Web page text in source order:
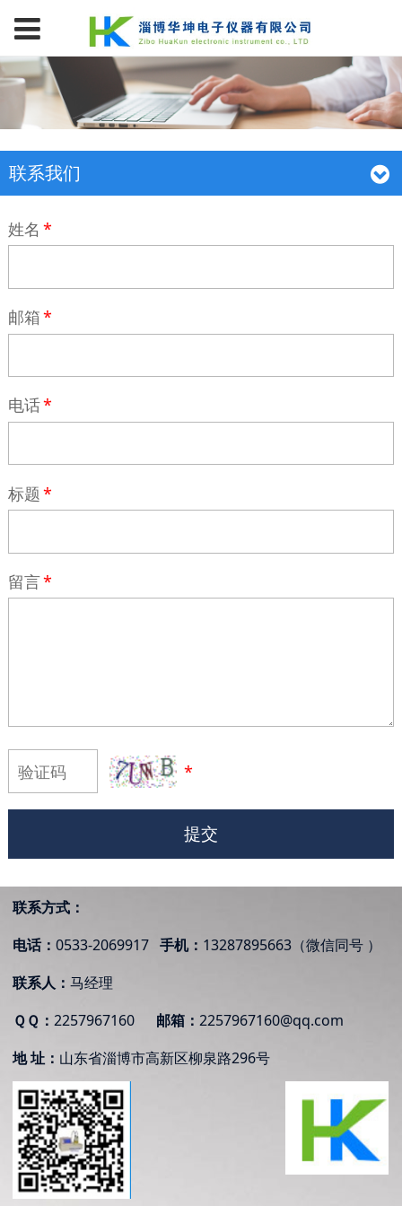
联系我们
姓名 *
邮箱*
电话*
标题*
留言*
*
提交
联系方式：
电话：0533-2069917手机： 13287895663（微信同号 ）
联系人：马经理
ＱＱ：2257967160 邮箱：2257967160@qq.com
地 址： 山东省淄博市高新区柳泉路296号